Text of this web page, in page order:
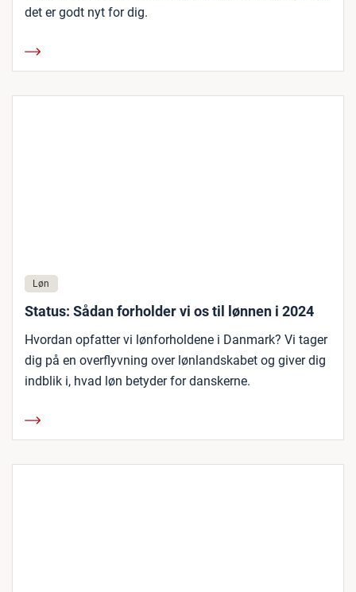
det er godt nyt for dig.
Løn
Status: Sådan forholder vi os til lønnen i 2024
Hvordan opfatter vi lønforholdene i Danmark? Vi tager
dig på en overflyvning over lønlandskabet og giver dig
indblik i, hvad løn betyder for danskerne.